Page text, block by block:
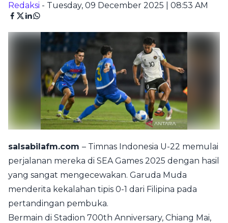
Redaksi - Tuesday, 09 December 2025 | 08:53 AM
salsabilafm.com – Timnas Indonesia U-22 memulai
perjalanan mereka di SEA Games 2025 dengan hasil
yang sangat mengecewakan. Garuda Muda
menderita kekalahan tipis 0-1 dari Filipina pada
pertandingan pembuka.
Bermain di Stadion 700th Anniversary, Chiang Mai,